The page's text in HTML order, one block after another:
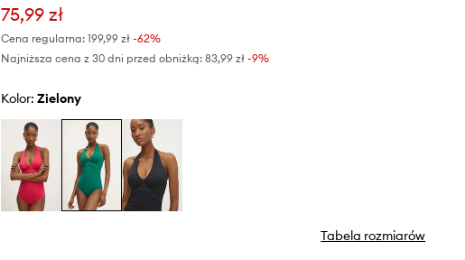
75,99 zł
Cena regularna: 199,99 zł-62%
Najniższa cena z 30 dni przed obniżką: 83,99 zł -9%
Kolor: zielony
Tabela rozmiarów